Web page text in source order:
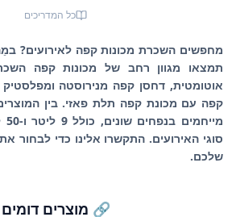
כל המדריכים
מחפשים השכרת מכונות קפה לאירועים?
תמצאו מגוון רחב של מכונות קפה
אוטומטית, דחסן קפה מנירוסטה ומפלסטיק
קפה עם מכונת קפה תלת פאזי. בין
סוגי האירועים. התקשרו אלינו כדי לבחור
שלכם.
🔗 מוצרים דומים